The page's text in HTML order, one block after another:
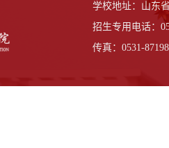
学校地址：山东
招生专用电话：
传真：0531-